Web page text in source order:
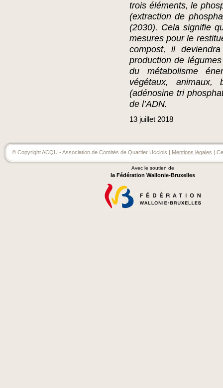
trois éléments, le
(extraction de
(2030). Cela signifie
mesures pour le
compost, il
production de
du métabolisme
végétaux, animaux,
(adénosine tri
de l’ADN.
13 juillet 2018
© Copyright ACQU - Association de Comités de Quartier Ucclois | Mentions légales |
Avec le soutien de
la Fédération Wallonie-Bruxelles